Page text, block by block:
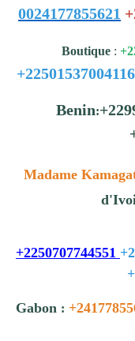
0024177855621
Boutique :
+22501537004116
Benin:
Madame
+2250707744551
Gabon :